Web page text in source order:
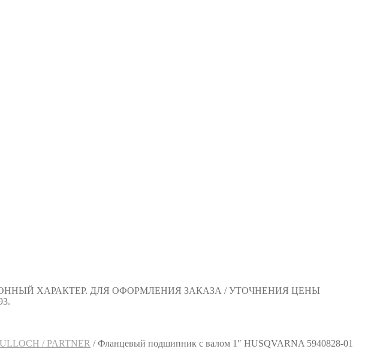
ХАРАКТЕР. ДЛЯ ОФОРМЛЕНИЯ ЗАКАЗА / УТОЧНЕНИЯ ЦЕНЫ
/ PARTNER /Фланцевый подшипник с валом 1″ HUSQVARNA 5940828-01